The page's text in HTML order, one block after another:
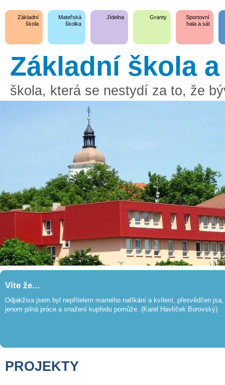
Základní
škola
Mateřská
školka
Jídelna Granty
Sportovní
hala a sál
Základní škola
škola, která se nestydí za to, že
Víte že...
Odjakživa jsem byl nepřítelem marného naříkání a kvílení, přesvědčen jsa,
jenom pilná práce a snažení kupředu pomůže. (Karel Havlíček Borovský)
PROJEKTY